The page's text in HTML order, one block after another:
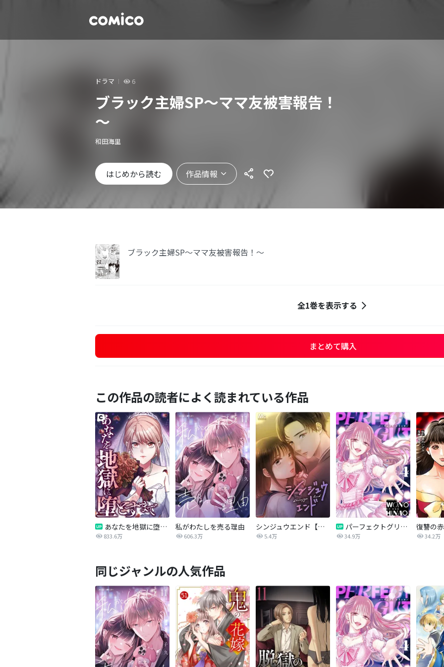
ドラマ 6
ブラック主婦SP～ママ友被害報告！
～
和田海里
はじめから読む 作品情報
ブラック主婦SP～ママ友被害報告！～
全1巻を表示する
まとめて購入
この作品の読者によく読まれている作品
あなたを地獄に堕とすまで
833.6万
私がわたしを売る理由
606.3万
シンジュウエンド【タテヨミ】
5.4万
パーフェクトグリッター
34.9万 34.2万
同じジャンルの人気作品